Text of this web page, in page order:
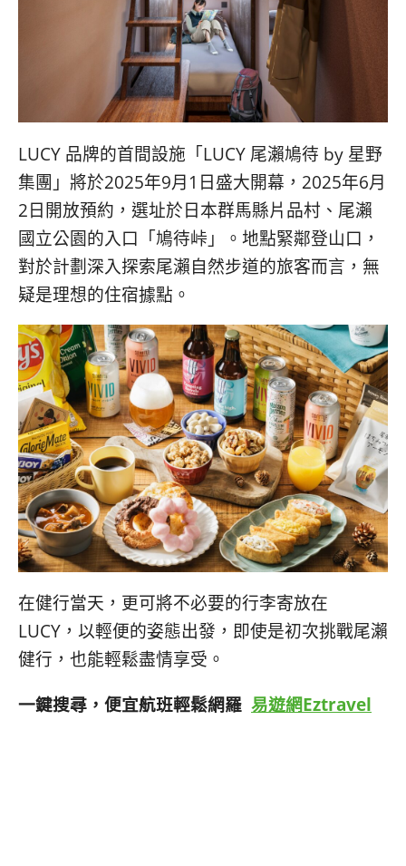
LUCY 品牌的首間設施「LUCY 尾瀨鳩待 by 星野
集團」將於2025年9月1日盛大開幕， 2025年6月
2日開放預約，選址於日本群馬縣片品村、 尾瀨
國立公園的入口「鳩待峠」。地點緊鄰登山口，
對於計劃深入探索尾瀨自然步道的旅客而言， 無
疑是理想的住宿據點。
在健行當天，更可將不必要的行李寄放在
LUCY，以輕便的姿態出發，即使是初次挑戰尾瀨
健行， 也能輕鬆盡情享受。
一鍵搜尋，便宜航班輕鬆網羅 易遊網Eztravel